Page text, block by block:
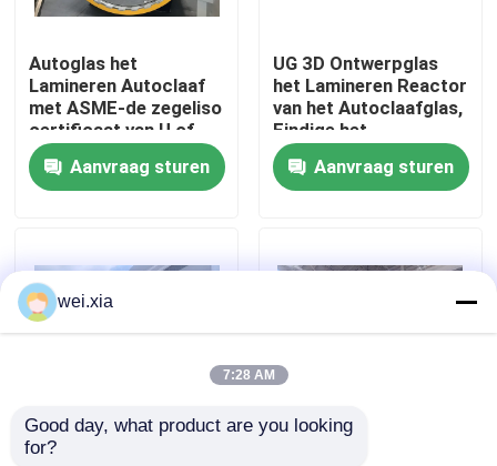
Fabriekstocht
Kwaliteitscontrole
Nieuws
AAC-Autoclaaf
Autoglas het
Lamineren Autoclaaf
met ASME-de zegeliso
certificaat van U of
Ce-certificaat
Aanvraag sturen
UG 3D Ontwerpglas
het Lamineren Reactor
van het Autoclaafglas,
Eindige het
Elementenanalyse van
ANSYSAanvraag sturen
Pneumatisch Glas die
wei.xia
7:28 AM
Good day, what product are you looking
for?